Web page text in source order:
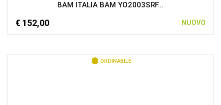
BAM ITALIA BAM YO2003SRF...
€ 152,00 NUOVO
ORDINABILE